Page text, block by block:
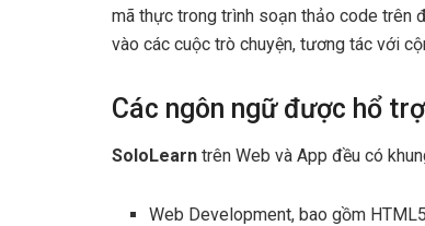
mã thực trong trình soạn thảo code trên
vào các cuộc trò chuyện, tương tác với
Các ngôn ngữ được hổ trợ
SoloLearn trên Web và App đều có
Web Development, bao gồm